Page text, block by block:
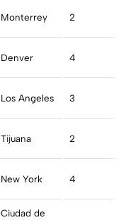
Monterrey 2
Denver 4
Los Angeles 3
Tijuana 2
New York 4
Ciudad de